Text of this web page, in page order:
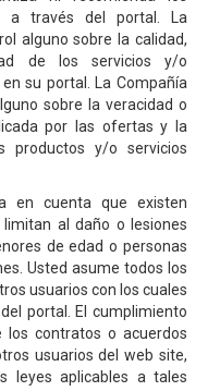
a través del portal. La
alguno sobre la calidad,
de los servicios y/o
su portal. La Compañía
sobre la veracidad o
por las ofertas y la
productos y/o servicios
en cuenta que existen
al daño o lesiones
de edad o personas
Usted asume todos los
usuarios con los cuales
portal. El cumplimiento
los contratos o acuerdos
usuarios del web site,
leyes aplicables a tales